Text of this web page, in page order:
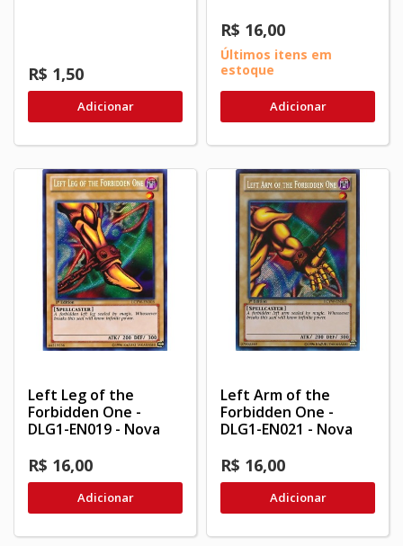
R$ 1,50
Adicionar
R$ 16,00
Últimos itens em
estoque
Adicionar
Left Leg of the
Forbidden One -
DLG1-EN019 - Nova
R$ 16,00
Adicionar
Left Arm of the
Forbidden One -
DLG1-EN021 - Nova
R$ 16,00
Adicionar